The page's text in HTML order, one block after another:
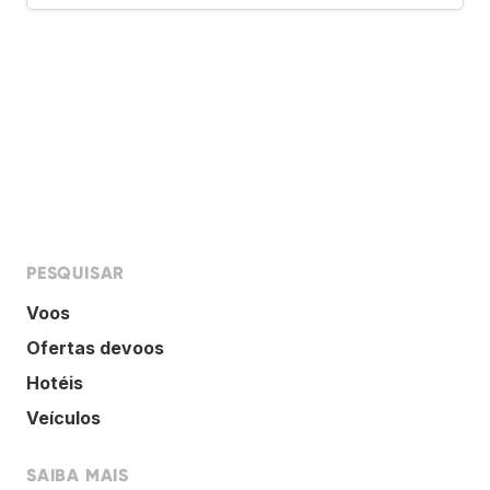
PESQUISAR
Voos
Ofertas devoos
Hotéis
Veículos
SAIBA MAIS